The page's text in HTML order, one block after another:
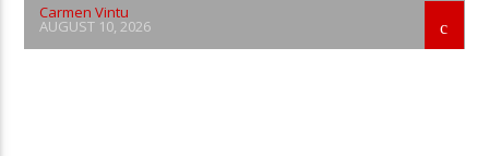
Carmen Vintu
AUGUST 10, 2026